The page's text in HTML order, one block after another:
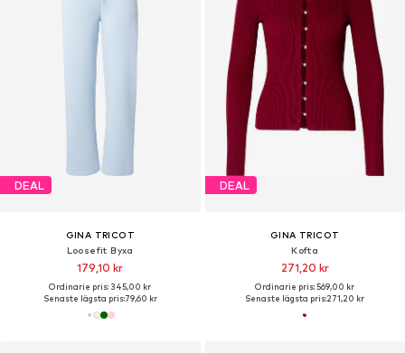
DEAL
GINA TRICOT
Loosefit Byxa
179,10 kr
Ordinarie pris: 345,00 kr
Senaste lägsta pris:79,60 kr
DEAL
GINA TRICOT
Kofta
271,20 kr
Ordinarie pris: 569,00 kr
Senaste lägsta pris:271,20 kr